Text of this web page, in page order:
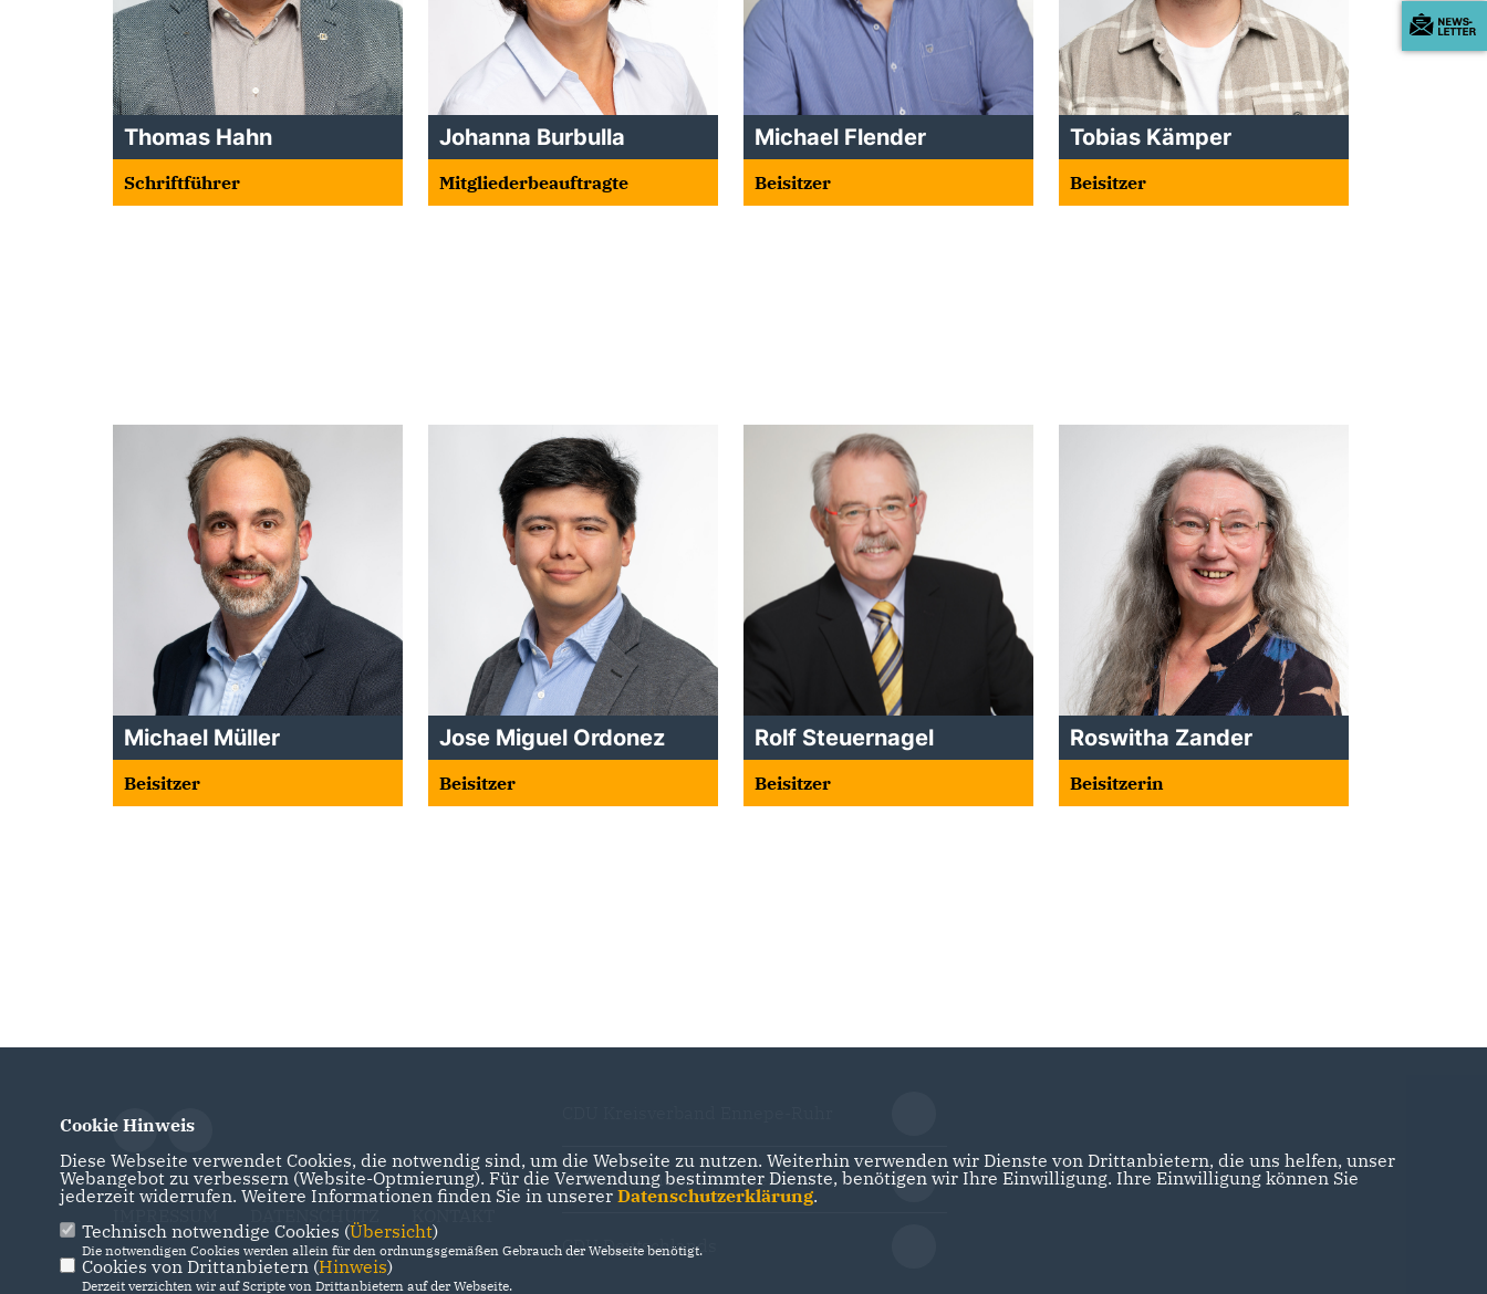
Thomas Hahn
Schriftführer
Johanna Burbulla
Mitgliederbeauftragte
Michael Flender
Beisitzer
Tobias Kämper
Beisitzer
Michael Müller
Beisitzer
Jose Miguel Ordonez
Beisitzer
Rolf Steuernagel
Beisitzer
Roswitha Zander
Beisitzerin
CDU Nordrhein-Westfalen
CDU Deutschlands
Cookie Hinweis
Diese Webseite verwendet Cookies, die notwendig sind, um die Webseite zu nutzen. Weiterhin verwenden wir Dienste von Drittanbietern, die uns helfen, unser
Webangebot zu verbessern (Website-Optmierung). Für die Verwendung bestimmter Dienste, benötigen wir Ihre Einwilligung. Ihre Einwilligung können Sie
jederzeit widerrufen. Weitere Informationen finden Sie in unserer Datenschutzerklärung.
Technisch notwendige Cookies (Übersicht)
Die notwendigen Cookies werden allein für den ordnungsgemäßen Gebrauch der Webseite benötigt.
Cookies von Drittanbietern (Hinweis)
Derzeit verzichten wir auf Scripte von Drittanbietern auf der Webseite.